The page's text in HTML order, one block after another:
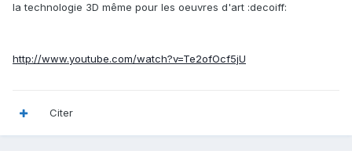
la technologie 3D même pour les oeuvres d'art :decoiff:
http://www.youtube.com/watch?v=Te2ofOcf5jU
Citer